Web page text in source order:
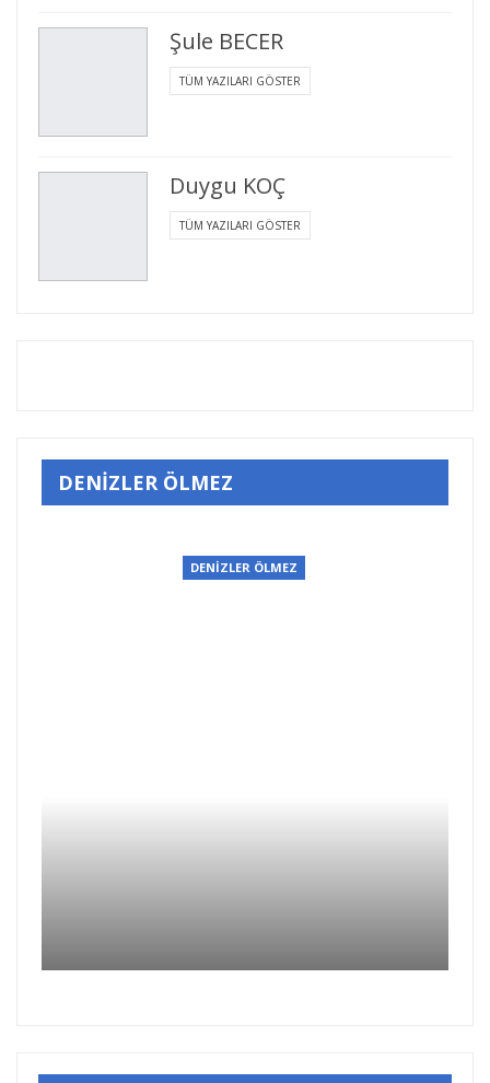
Şule BECER
TÜM YAZILARI GÖSTER
Duygu KOÇ
TÜM YAZILARI GÖSTER
DENİZLER ÖLMEZ
DENİZLER ÖLMEZ